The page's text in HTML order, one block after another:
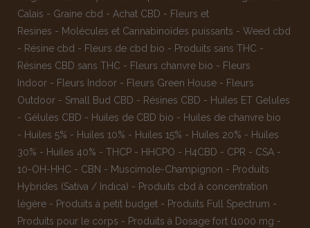
Calais - Graine cbd - Achat CBD - Fleurs et
Resines - Molécules et Cannabinoïdes puissants - Weed cbd
- Résine cbd - Fleurs de cbd bio - Produits sans THC -
Résines CBD sans THC - Fleurs chanvre bio - Fleurs
Indoor - Fleurs Indoor - Fleurs Green House - Fleurs
Outdoor - Small Bud CBD - Résines CBD - Huiles ET Gelules
- Gélules CBD - Huiles de CBD bio - Huiles de chanvre bio
- Huiles 5% - Huiles 10% - Huiles 15% - Huiles 20% - Huiles
30% - Huiles 40% - THCP - HHCPO - H4CBD - CPR - CSA -
10-OH-HHC - CBN - Muscimole-Champignon - Produits
Hybrides (Sativa / Indica) - Produits cbd à concentration
légère - Produits à petit budget - Produits Full Spectrum -
Produits pour le corps - Produits à Dosage fort (1000 mg -